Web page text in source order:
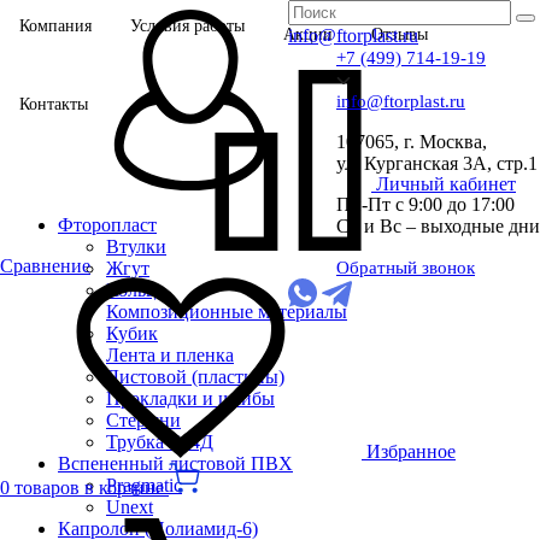
Личный кабинет
Фторопласт
Втулки
Жгут
Кольца
Композиционные материалы
Кубик
Лента и пленка
Листовой (пластины)
Прокладки и шайбы
Стержни
Трубка Ф-4Д
Вспененный листовой ПВХ
Pragmatic
Unext
Капролон (Полиамид-6)
Компания Условия работы Акции Отзывы
Контакты
Сравнение
Избранное
0 товаров в корзине
info@ftorplast.ru
+7 (499) 714-19-19
info@ftorplast.ru
107065, г. Москва,
ул. Курганская 3А, стр.1
Пн-Пт с 9:00 до 17:00
Сб и Вс – выходные дни
Обратный звонок